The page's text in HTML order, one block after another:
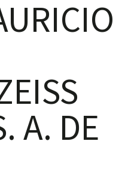
A. DE